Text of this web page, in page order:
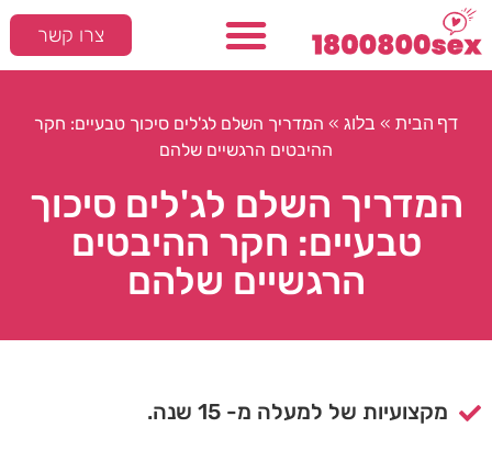
צרו קשר
דף הבית » בלוג » המדריך השלם לג'לים סיכוך טבעיים: חקר
ההיבטים הרגשיים שלהם
המדריך השלם לג'לים סיכוך
טבעיים: חקר ההיבטים
הרגשיים שלהם
מקצועיות של למעלה מ- 15 שנה.